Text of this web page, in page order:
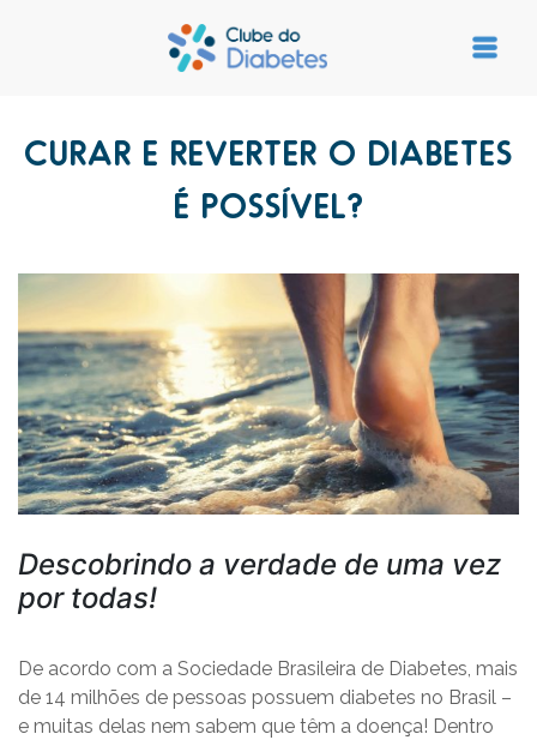
CURAR E REVERTER O DIABETES
É POSSÍVEL?
Descobrindo a verdade de uma vez
por todas!
De acordo com a Sociedade Brasileira de Diabetes, mais
de 14 milhões de pessoas possuem diabetes no Brasil –
e muitas delas nem sabem que têm a doença! Dentro